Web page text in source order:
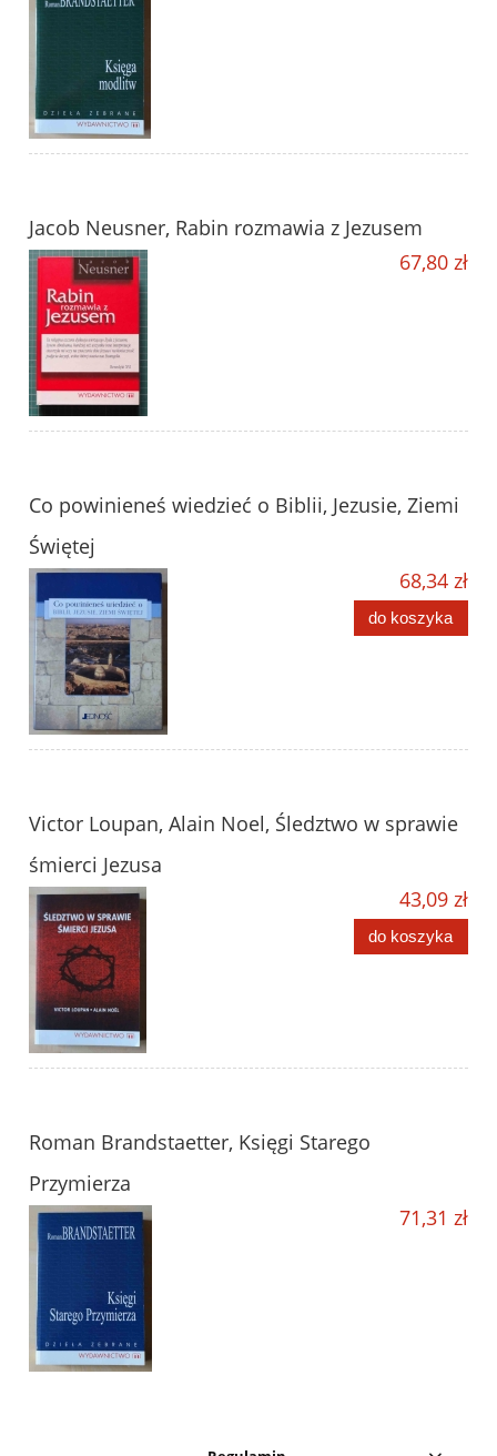
Jacob Neusner, Rabin rozmawia z Jezusem
67,80 zł
Co powinieneś wiedzieć o Biblii, Jezusie, Ziemi
Świętej
68,34 zł
do koszyka
Victor Loupan, Alain Noel, Śledztwo w sprawie
śmierci Jezusa
43,09 zł
do koszyka
Roman Brandstaetter, Księgi Starego
Przymierza
71,31 zł